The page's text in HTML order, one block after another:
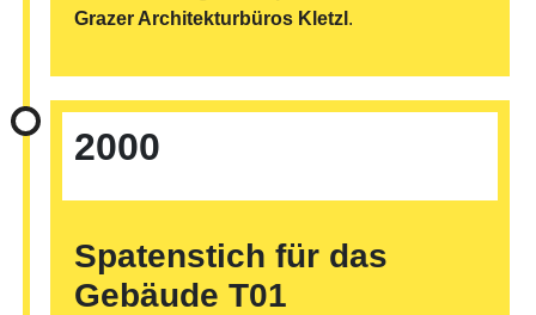
Grazer Architekturbüros Kletzl .
2000
Spatenstich für das
Gebäude T01